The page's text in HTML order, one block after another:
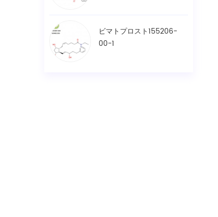
ビマトプロスト155206-
00-1